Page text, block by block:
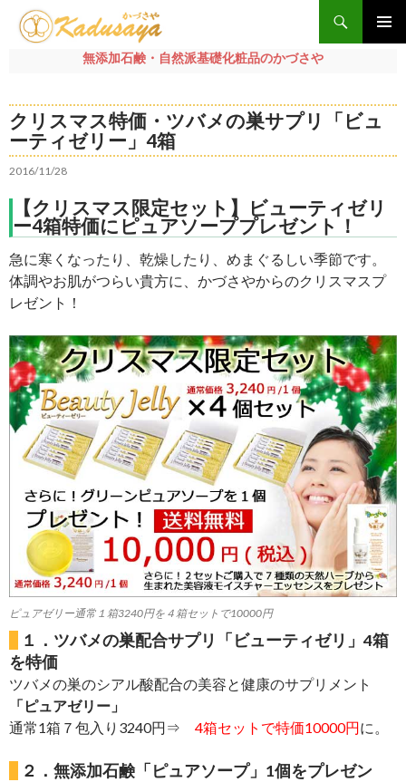
無添加石鹸・自然派基礎化粧品のかづさや
ン
テ
ン
ツ
ス
キ
ッ
プ
クリスマス特価・ツバメの巣サプリ「ビュ
ーティゼリー」4箱
2016/11/28
【クリスマス限定セット】ビューティゼリ
ー4箱特価にピュアソーププレゼント！
急に寒くなったり、乾燥したり、めまぐるしい季節です。
体調やお肌がつらい貴方に、かづさやからのクリスマスプ
レゼント！
ピュアゼリー通常１箱3240円を４箱セットで10000円
１．ツバメの巣配合サプリ「ビューティゼリ」4箱
を特価
ツバメの巣のシアル酸配合の美容と健康のサプリメント
「ピュアゼリー」
通常1箱７包入り3240円⇒ 4箱セットで特価10000円に。
２．無添加石鹸「ピュアソープ」1個をプレゼン